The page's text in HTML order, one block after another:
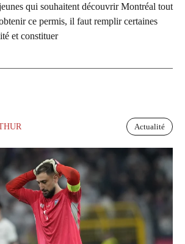
qui souhaitent découvrir Montréal tout
ce permis, il faut remplir certaines
et constituer
Actualité